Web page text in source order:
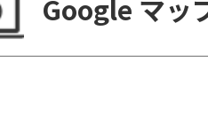
Google マッ